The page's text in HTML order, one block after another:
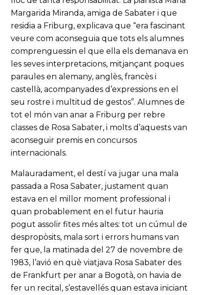
Margarida Miranda, amiga de Sabater i que
residia a Friburg, explicava que “era fascinant
veure com aconseguia que tots els alumnes
comprenguessin el que ella els demanava en
les seves interpretacions, mitjançant poques
paraules en alemany, anglès, francès i
castellà, acompanyades d’expressions en el
seu rostre i multitud de gestos”. Alumnes de
tot el món van anar a Friburg per rebre
classes de Rosa Sabater, i molts d’aquests van
aconseguir premis en concursos
internacionals.
Malauradament, el destí va jugar una mala
passada a Rosa Sabater, justament quan
estava en el millor moment professional i
quan probablement en el futur hauria
pogut assolir fites més altes: tot un cúmul de
despropòsits, mala sort i errors humans van
fer que, la matinada del 27 de novembre de
1983, l’avió en què viatjava Rosa Sabater des
de Frankfurt per anar a Bogotà, on havia de
fer un recital, s’estavellés quan estava iniciant